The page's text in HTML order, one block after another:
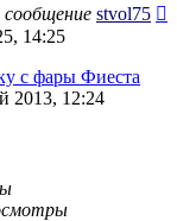
сообщение stvol75
14:25
с фары Фиеста
2013, 12:24